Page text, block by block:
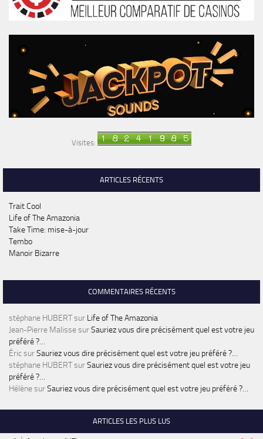
Visites:
ARTICLES RÉCENTS
Trait Cool
Life of The Amazonia
Take Time: mise-à-jour
Tembo
Manoir Bizarre
COMMENTAIRES RÉCENTS
stéphane HUBERTsur Life of The Amazonia
Jean-Pierre MalissesurSauriez vous dire précisément quel est votre jeu
préféré ?…
ÉricsurSauriez vous dire précisément quel est votre jeu préféré ?…
stéphane HUBERTsurSauriez vous dire précisément quel est votre jeu
préféré ?…
HélènesurSauriez vous dire précisément quel est votre jeu préféré ?…
ARTICLES LES PLUS LUS